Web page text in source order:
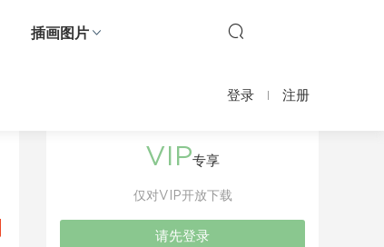
插画图片
登录 注册
VIP专享
仅对VIP开放下载
请先登录